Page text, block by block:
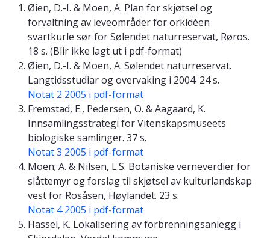
Øien, D.-I. & Moen, A. Plan for skjøtsel og
forvaltning av leveområder for orkidéen
svartkurle sør for Sølendet naturreservat, Røros.
18 s. (Blir ikke lagt ut i pdf-format)
Øien, D.-I. & Moen, A. Sølendet naturreservat.
Langtidsstudiar og overvaking i 2004. 24 s.
Notat 2 2005 i pdf-format
Fremstad, E., Pedersen, O. & Aagaard, K.
Innsamlingsstrategi for Vitenskapsmuseets
biologiske samlinger. 37 s.
Notat 3 2005 i pdf-format
Moen; A. & Nilsen, L.S. Botaniske verneverdier for
slåttemyr og forslag til skjøtsel av kulturlandskap
vest for Rosåsen, Høylandet. 23 s.
Notat 4 2005 i pdf-format
Hassel, K. Lokalisering av forbrenningsanlegg i